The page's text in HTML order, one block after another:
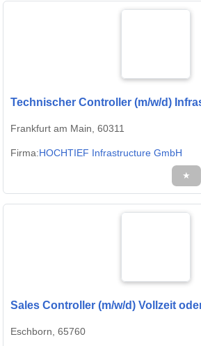
Technischer Controller (m/w/d)
Frankfurt am Main, 60311
Firma:HOCHTIEF Infrastructure GmbH
★
Sales Controller (m/w/d) Vollzeit
Eschborn, 65760